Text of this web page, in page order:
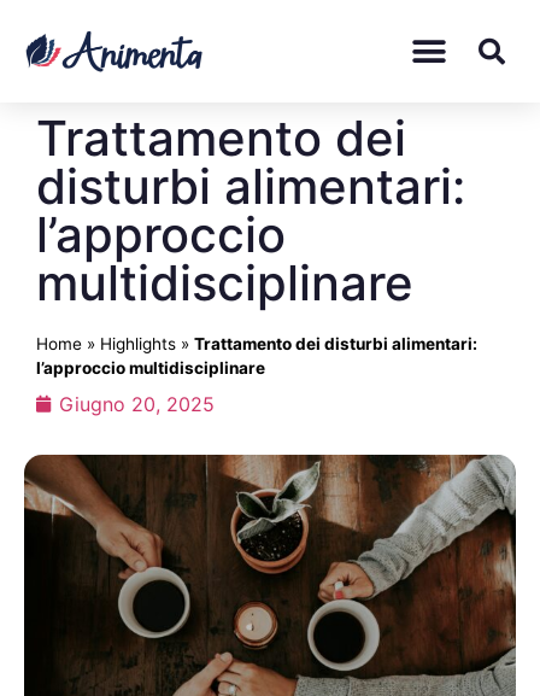
Trattamento dei
disturbi alimentari:
l’approccio
multidisciplinare
Home » Highlights » Trattamento dei disturbi alimentari:
l’approccio multidisciplinare
Giugno 20, 2025